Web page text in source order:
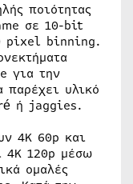
ποιότητας
σε 10-bit
pixel binning.
για την
υλικό
ή jaggies.
4K 60p και
4K 120p μέσω
ομαλές